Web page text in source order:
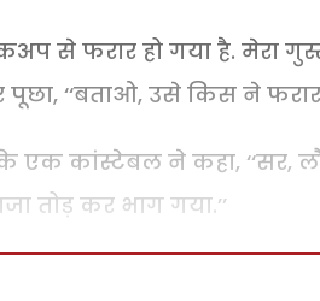
से फरार हो गया है. मेरा
‘‘बताओ, उसे किस ने फरार
के एक कांस्टेबल ने कहा, ‘‘सर,
तोड़ कर भाग गया.’’